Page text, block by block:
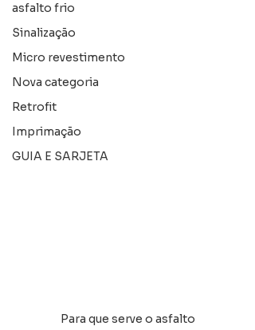
asfalto frio
Sinalização
Micro revestimento
Nova categoria
Retrofit
Imprimação
GUIA E SARJETA
Para que serve o asfalto